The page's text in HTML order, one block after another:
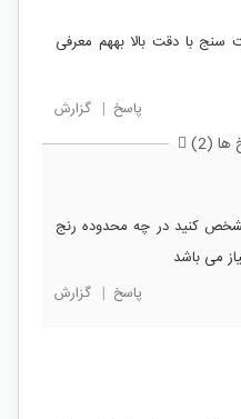
با دقت بالا بههم معرفی
پاسخ | گزارش
(2)
کنید در چه محدوده رنج
می باشد
پاسخ | گزارش